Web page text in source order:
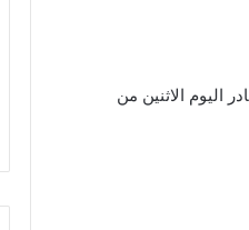
اليوم الاثنين من